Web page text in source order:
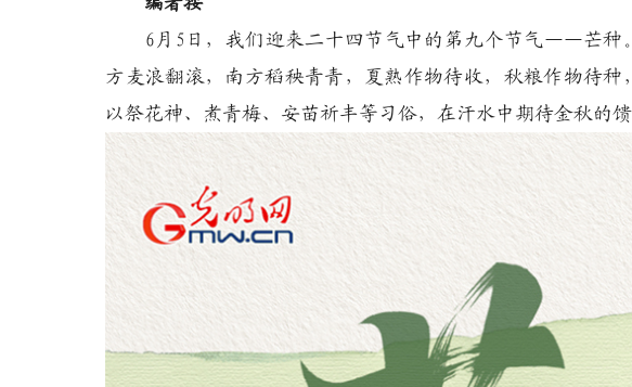
6月5日，我们迎来二十四节气中的第九个节气——芒种
方麦浪翻滚，南方稻秧青青，夏熟作物待收，秋粮作物待
以祭花神、煮青梅、安苗祈丰等习俗，在汗水中期待金秋的馈